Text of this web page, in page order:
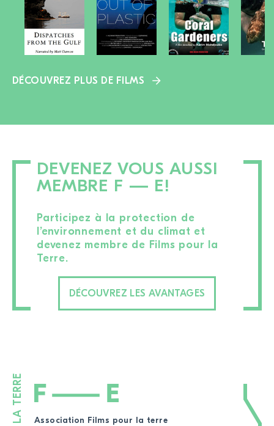
DÉCOUVREZ PLUS DE FILMS
DEVENEZ VOUS AUSSI
MEMBRE F — E!
Participez à la protection de
l’environnement et du climat et
devenez membre de Films pour la
Terre.
DÉCOUVREZ LES AVANTAGES
Association Films pour la terre